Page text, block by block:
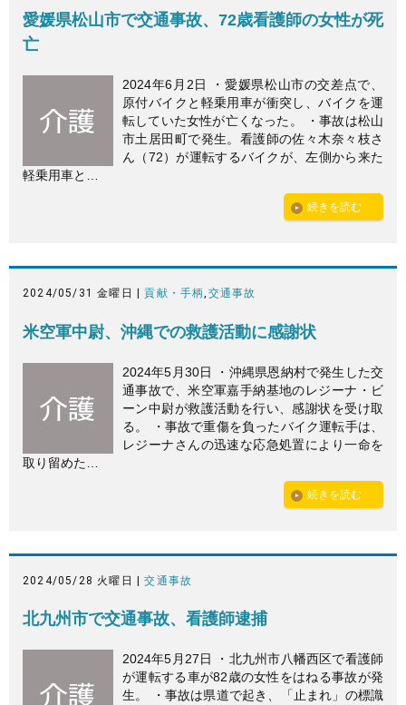
愛媛県松山市で交通事故、72歳看護師の女性が死
亡
2024年6月2日 ・愛媛県松山市の交差点で、
原付バイクと軽乗用車が衝突し、バイクを運
転していた女性が亡くなった。 ・事故は松山
市土居田町で発生。看護師の佐々木奈々枝さ
ん（72）が運転するバイクが、左側から来た
軽乗用車と…
続きを読む
2024/05/31 金曜日 |貢献・手柄 交通事故
米空軍中尉、沖縄での救護活動に感謝状
2024年5月30日 ・沖縄県恩納村で発生した交
通事故で、米空軍嘉手納基地のレジーナ・ビ
ーン中尉が救護活動を行い、感謝状を受け取
る。 ・事故で重傷を負ったバイク運転手は、
レジーナさんの迅速な応急処置により一命を
取り留めた…
続きを読む
2024/05/28 火曜日 |交通事故
北九州市で交通事故、看護師逮捕
2024年5月27日 ・北九州市八幡西区で看護師
が運転する車が82歳の女性をはねる事故が発
生。 ・事故は県道で起き、「止まれ」の標識